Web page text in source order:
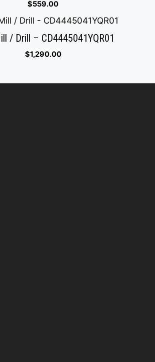
$559.00
/ Drill – CD4445041YQR01
$1,290.00